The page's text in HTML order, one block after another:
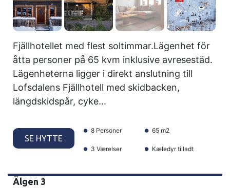
Fjällhotellet med flest soltimmar.Lägenhet för
åtta personer på 65 kvm inklusive avresestäd.
Lägenheterna ligger i direkt anslutning till
Lofsdalens Fjällhotell med skidbacken,
längdskidspår, cyke...
SE HYTTE
8 Personer 65 m2
3 Værelser Kæledyr tilladt
Älgen 3